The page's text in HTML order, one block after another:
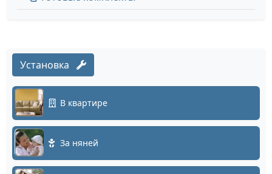
Установка
В квартире
За няней